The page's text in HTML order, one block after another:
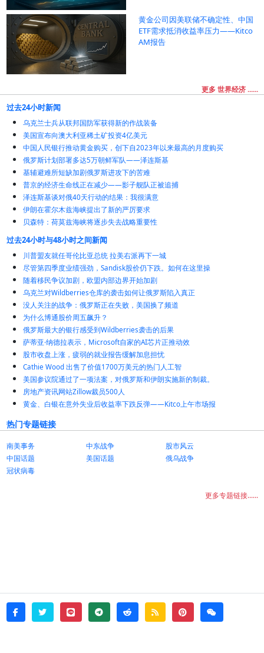
黄金公司因美联储不确定性、中国
ETF需求抵消收益率压力——Kitco
AM报告
更多 世界经济 ......
过去24小时新闻
乌克兰士兵从联邦国防军获得新的作战装备
美国宣布向澳大利亚稀土矿投资4亿美元
中国人民银行推动黄金购买，创下自2023年以来最高的月度购买
俄罗斯计划部署多达5万朝鲜军队——泽连斯基
基辅避难所短缺加剧俄罗斯进攻下的苦难
普京的经济生命线正在减少——影子舰队正被追捕
泽连斯基谈对俄40天行动的结果：我很满意
伊朗在霍尔木兹海峡提出了新的严厉要求
贝森特：荷莫兹海峡将逐步失去战略重要性
过去24小时与48小时之间新闻
川普盟友就任哥伦比亚总统 拉美右派再下一城
尽管第四季度业绩强劲，Sandisk股价仍下跌。如何在这里操
随着移民争议加剧，欧盟内部边界开始加剧
乌克兰对Wildberries仓库的袭击如何让俄罗斯陷入真正
没人关注的战争：俄罗斯正在失败，美国换了频道
为什么博通股价周五飙升？
俄罗斯最大的银行感受到Wildberries袭击的后果
萨蒂亚·纳德拉表示，Microsoft自家的AI芯片正推动效
股市收盘上涨，疲弱的就业报告缓解加息担忧
Cathie Wood 出售了价值1700万美元的热门人工智
美国参议院通过了一项法案，对俄罗斯和伊朗实施新的制裁。
房地产资讯网站Zillow裁员500人
黄金、白银在意外失业后收益率下跌反弹——Kitco上午市场报
热门专题链接
南美事务 中东战争
股市风云
中国话题
美国话题
俄乌战争
冠状病毒
更多专题链接......
facebook
twitter line telegramreddit rss pinterestweixin